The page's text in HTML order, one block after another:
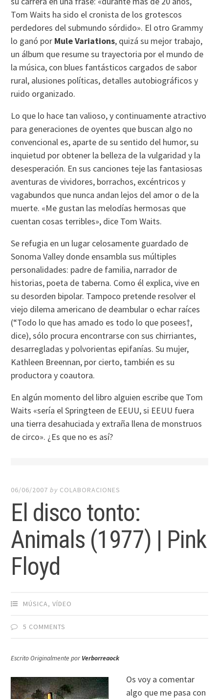
Tom Waits ha sido el cronista de los grotescos
perdedores del submundo sórdido». El otro Grammy
lo ganó por Mule Variations, quizá su mejor trabajo,
un álbum que resume su trayectoria por el mundo de
la música, con blues fantásticos cargados de sabor
rural, alusiones polí­ticas, detalles autobiográficos y
ruido organizado.
Lo que lo hace tan valioso, y continuamente atractivo
para generaciones de oyentes que buscan algo no
convencional es, aparte de su sentido del humor, su
inquietud por obtener la belleza de la vulgaridad y la
desesperación. En sus canciones teje las fantasiosas
aventuras de vividores, borrachos, excéntricos y
vagabundos que nunca andan lejos del amor o de la
muerte. «Me gustan las melodí­as hermosas que
cuentan cosas terribles», dice Tom Waits.
Se refugia en un lugar celosamente guardado de
Sonoma Valley donde ensambla sus múltiples
personalidades: padre de familia, narrador de
historias, poeta de taberna. Como él explica, vive en
su desorden bipolar. Tampoco pretende resolver el
viejo dilema americano de deambular o echar raí­ces
(“Todo lo que has amado es todo lo que posees†,
dice), sólo procura encontrarse con sus chirriantes,
desarregladas y polvorientas epifaní­as. Su mujer,
Kathleen Breennan, por cierto, también es su
productora y coautora.
En algún momento del libro alguien escribe que Tom
Waits «serí­a el Springteen de EEUU, si EEUU fuera
una tierra desahuciada y extraña llena de monstruos
de circo». ¿Es que no es así­?
06/06/2007 by COLABORACIONES
El disco tonto:
Animals (1977) | Pink
Floyd
MÚSICA,VÍ­DEO
5 COMMENTS
Escrito Originalmente por Verborreaock
Os voy a comentar
algo que me pasa con